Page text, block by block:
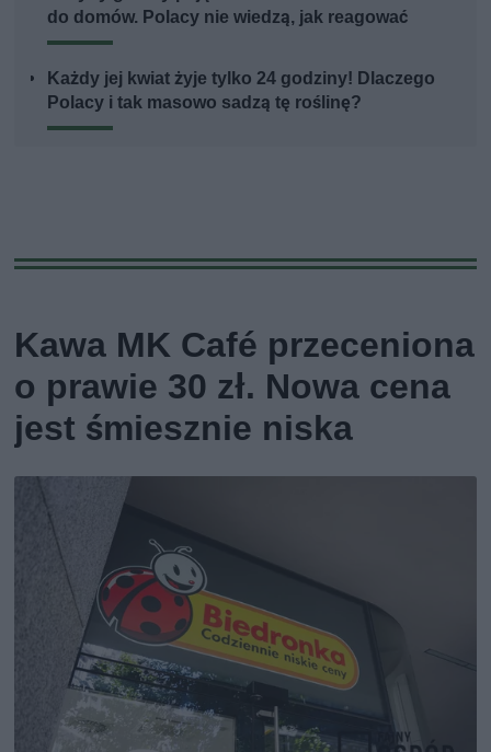
do domów. Polacy nie wiedzą, jak reagować
Każdy jej kwiat żyje tylko 24 godziny! Dlaczego
Polacy i tak masowo sadzą tę roślinę?
Kawa MK Café przeceniona
o prawie 30 zł. Nowa cena
jest śmiesznie niska